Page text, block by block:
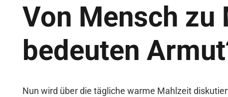
Von Mensch zu
bedeuten
Nun wird über die tägliche warme Mahlzeit